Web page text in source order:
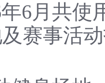
年6月共使
赛事活